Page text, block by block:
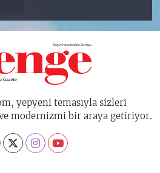
yepyeni temasıyla sizleri
modernizmi bir araya getiriyor.